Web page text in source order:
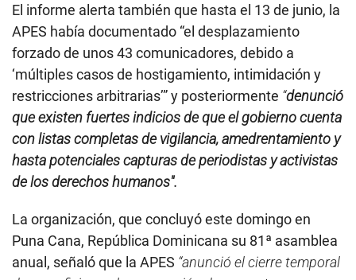
El informe alerta también que hasta el 13 de junio, la
APES había documentado “el desplazamiento
forzado de unos 43 comunicadores, debido a
‘múltiples casos de hostigamiento, intimidación y
restricciones arbitrarias’” y posteriormente “denunció
que existen fuertes indicios de que el gobierno cuenta
con listas completas de vigilancia, amedrentamiento y
hasta potenciales capturas de periodistas y activistas
de los derechos humanos".
La organización, que concluyó este domingo en
Puna Cana, República Dominicana su 81ª asamblea
anual, señaló que la APES “anunció el cierre temporal